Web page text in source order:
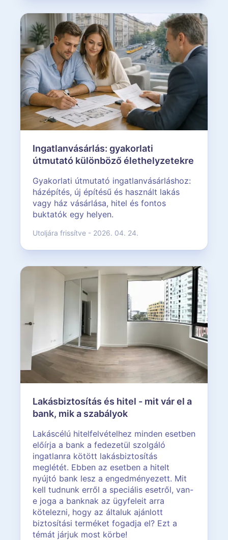
Ingatlanvásárlás: gyakorlati
útmutató különböző élethelyzetekre
Gyakorlati útmutató ingatlanvásárláshoz:
házépítés, új építésű és használt lakás
vagy ház vásárlása, hitel és fontos
buktatók egy helyen.
Utoljára frissítve - 2026. 04. 24.
Lakásbiztosítás és hitel - mit vár el a
bank, mik a szabályok
Lakáscélú hitelfelvételhez minden esetben
előírja a bank a fedezetül szolgáló
ingatlanra kötött lakásbiztosítás
meglétét. Ebben az esetben a hitelt
nyújtó bank lesz a engedményezett. Mit
kell tudnunk erről a speciális esetről, van-
e joga a banknak az ügyfeleit arra
kötelezni, hogy az általuk ajánlott
biztosítási terméket fogadja el? Ezt a
témát járjuk most körbe!